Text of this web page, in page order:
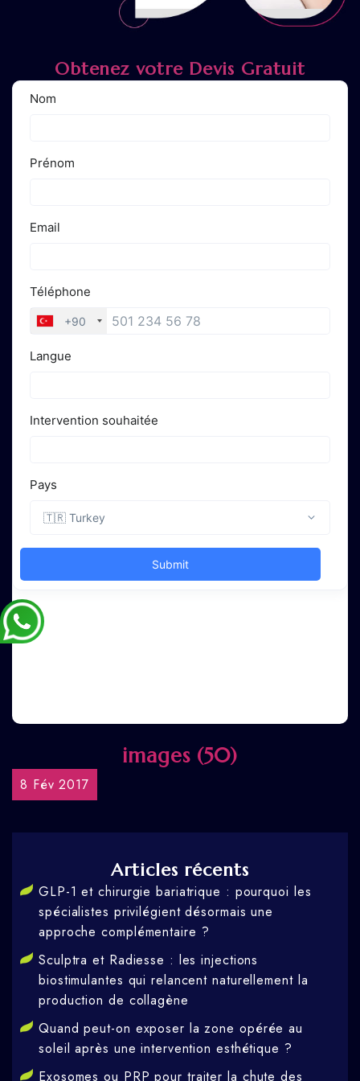
Obtenez votre Devis Gratuit
images (50)
8 Fév 2017
Articles récents
GLP-1 et chirurgie bariatrique : pourquoi les
spécialistes privilégient désormais une
approche complémentaire ?
Sculptra et Radiesse : les injections
biostimulantes qui relancent naturellement la
production de collagène
Quand peut-on exposer la zone opérée au
soleil après une intervention esthétique ?
Exosomes ou PRP pour traiter la chute des